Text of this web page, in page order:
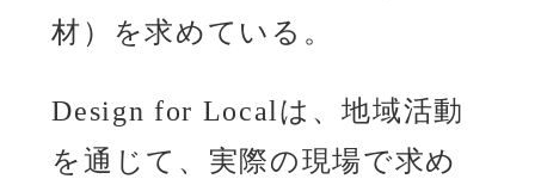
材）を求めている。
Design for Localは、地域活動
を通じて、実際の現場で求め